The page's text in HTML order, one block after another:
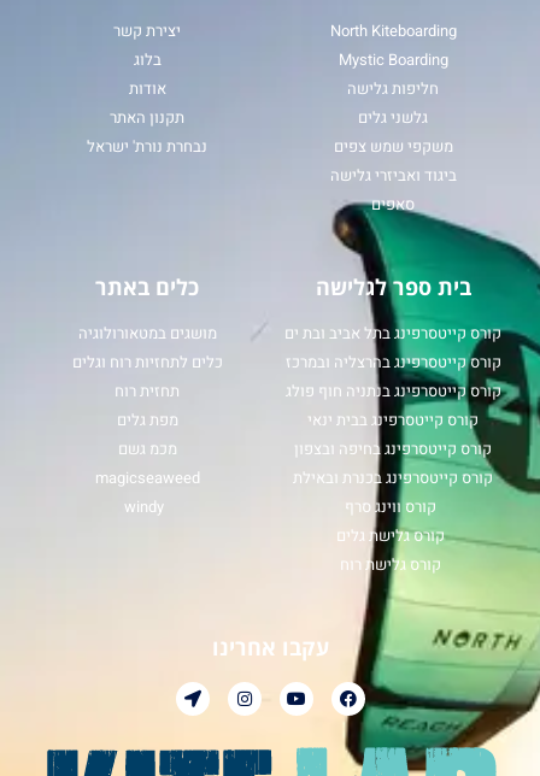
North Kiteboarding
Mystic Boarding
חליפות גלישה
גלשני גלים
משקפי שמש צפים
ביגוד ואביזרי גלישה
סאפים
יצירת קשר
בלוג
אודות
תקנון האתר
נבחרת נורת' ישראל
בית ספר לגלישה
קורס קייטסרפינג בתל אביב ובת ים
קורס קייטסרפינג בהרצליה ובמרכז
קורס קייטסרפינג בנתניה חוף פולג
קורס קייטסרפינג בבית ינאי
קורס קייטסרפינג בחיפה ובצפון
קורס קייטסרפינג בכנרת ובאילת
קורס ווינג סרף
קורס גלישת גלים
קורס גלישת רוח
כלים באתר
מושגים במטאורולוגיה
כלים לתחזיות רוח וגלים
תחזית רוח
מפת גלים
מכמ גשם
magicseaweed
windy
עקבו אחרינו